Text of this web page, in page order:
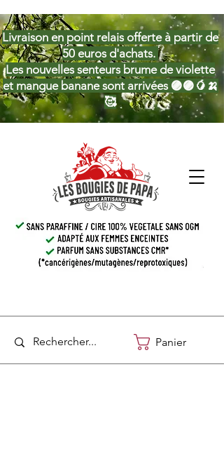
Panier
Livraison en point relais offerte à partir de
50 euros d'achats.
Les nouvelles senteurs brume de violette
et mangue banane sont arrivées 🟣🟣🥭🍌
🥰